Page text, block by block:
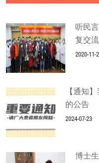
听民
复交
2020-11-
【通知
的公告
2024-07-23
博士